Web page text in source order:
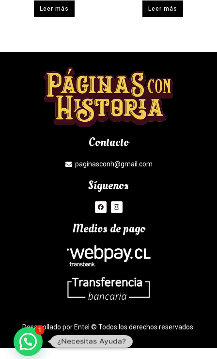
Leer más Leer más
Contacto
paginasconh@gmail.com
Síguenos
Medios de pago
Desarrollado por Entel © Todos los derechos reservados.
¿Necesitas Ayuda?
1